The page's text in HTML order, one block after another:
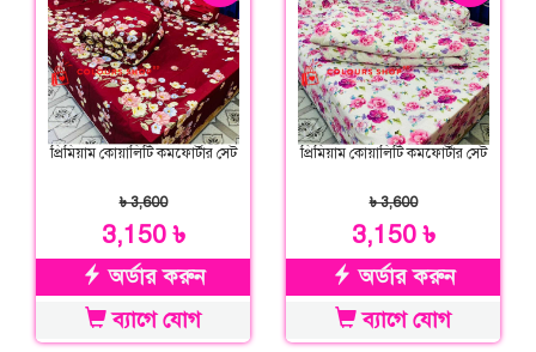
প্রিমিয়াম কোয়ালিটি কমফোর্টার সেট
৳ 3,600
3,150 ৳
অর্ডার করুন
ব্যাগে যোগ
প্রিমিয়াম কোয়ালিটি কমফোর্টার সেট
৳ 3,600
3,150 ৳
অর্ডার করুন
ব্যাগে যোগ